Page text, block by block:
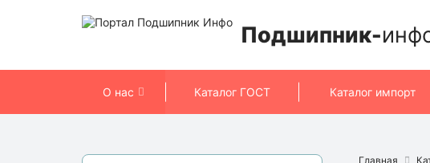
Подшипник-
О нас Каталог ГОСТ Каталог импорт
Главная